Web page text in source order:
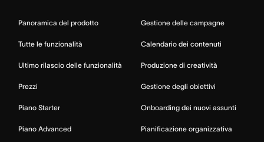
Panoramica del prodotto
Tutte le funzionalità
Ultimo rilascio delle funzionalità
Prezzi
Piano Starter
Piano Advanced
Gestione delle campagne
Calendario dei contenuti
Produzione di creatività
Gestione degli obiettivi
Onboarding dei nuovi assunti
Pianificazione organizzativa